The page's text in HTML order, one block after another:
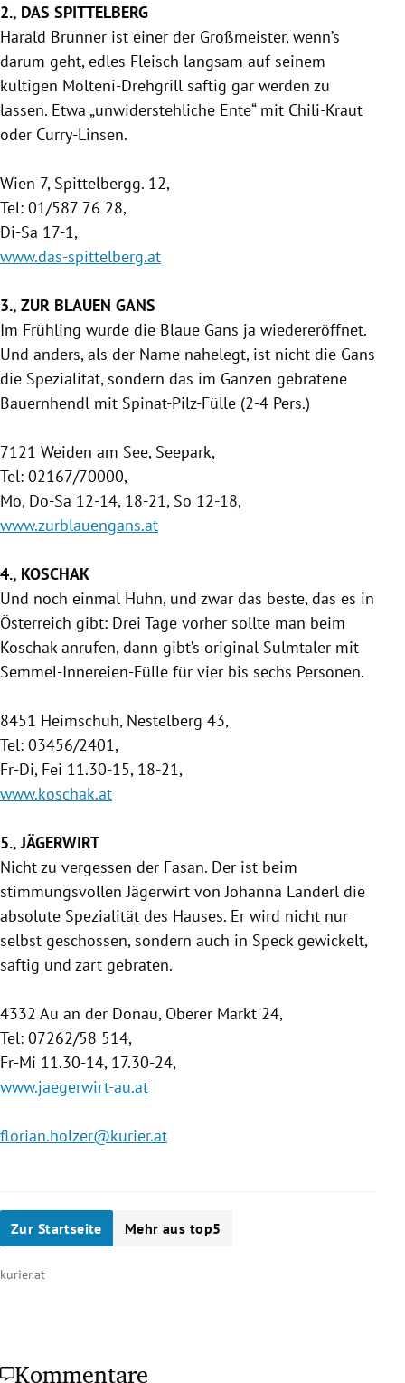
2., DAS SPITTELBERG
Harald Brunner ist einer der Großmeister, wenn’s
darum geht, edles Fleisch langsam auf seinem
kultigen Molteni-Drehgrill saftig gar werden zu
lassen. Etwa „unwiderstehliche Ente“ mit Chili-Kraut
oder Curry-Linsen.
Wien 7, Spittelbergg. 12,
Tel: 01/587 76 28,
Di-Sa 17-1,
www.das-spittelberg.at
3., ZUR BLAUEN GANS
Im Frühling wurde die Blaue Gans ja wiedereröffnet.
Und anders, als der Name nahelegt, ist nicht die Gans
die Spezialität, sondern das im Ganzen gebratene
Bauernhendl mit Spinat-Pilz-Fülle (2-4 Pers.)
7121 Weiden am See, Seepark,
Tel: 02167/70000,
Mo, Do-Sa 12-14, 18-21, So 12-18,
www.zurblauengans.at
4., KOSCHAK
Und noch einmal Huhn, und zwar das beste, das es in
Österreich gibt: Drei Tage vorher sollte man beim
Koschak anrufen, dann gibt’s original Sulmtaler mit
Semmel-Innereien-Fülle für vier bis sechs Personen.
8451 Heimschuh, Nestelberg 43,
Tel: 03456/2401,
Fr-Di, Fei 11.30-15, 18-21,
www.koschak.at
5., JÄGERWIRT
Nicht zu vergessen der Fasan. Der ist beim
stimmungsvollen Jägerwirt vonJohanna Landerl die
absolute Spezialität des Hauses. Er wird nicht nur
selbst geschossen, sondern auch in Speck gewickelt,
saftig und zart gebraten.
4332 Au an der Donau, Oberer Markt 24,
Tel: 07262/58 514,
Fr-Mi 11.30-14, 17.30-24,
www.jaegerwirt-au.at
florian.holzer@kurier.at
Zur Startseite Mehr aus top5
kurier.at
Kommentare